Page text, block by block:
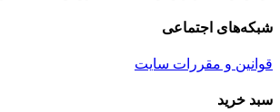
شبکه‌های اجتماعی
قوانین و مقررات سایت
Toggle
سبد خرید